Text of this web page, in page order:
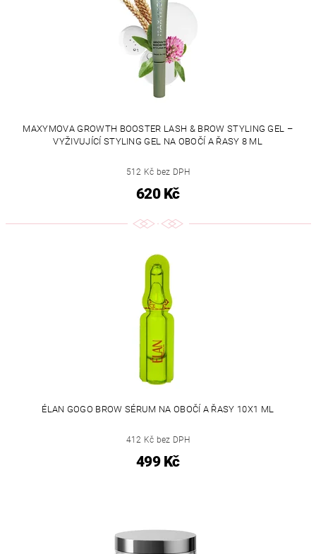
MAXYMOVA GROWTH BOOSTER LASH & BROW STYLING GEL –
VYŽIVUJÍCÍ STYLING GEL NA OBOČÍ A ŘASY 8 ML
512 Kč bez DPH
620 Kč
ÉLAN GOGO BROW SÉRUM NA OBOČÍ A ŘASY 10X1 ML
412 Kč bez DPH
499 Kč